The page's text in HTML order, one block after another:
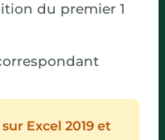
du premier 1
Excel 2019 et